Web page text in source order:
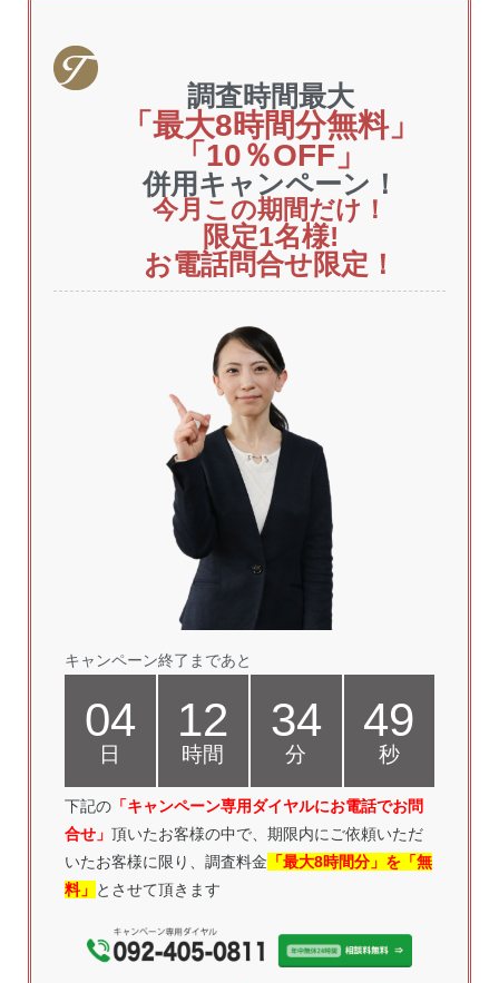
調査時間最大
「最大8時間分無料」
「10％OFF」
併用キャンペーン！
今月この期間だけ！
限定1名様!
お電話問合せ限定！
キャンペーン終了まであと
04
日
12
時間
34
分
48
秒
下記の 「キャンペーン専用ダイヤルにお電話でお問
合せ」 頂いたお客様の中で、期限内にご依頼いただ
いたお客様に限り、調査料金 「最大8時間分」を「無
料」 とさせて頂きます